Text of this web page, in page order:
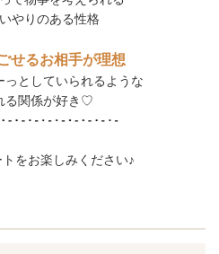
やりのある性格
せるお相手が理想
っとしていられるような
る関係が好き♡
をお楽しみください♪